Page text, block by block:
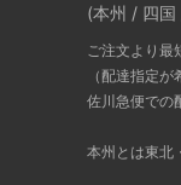
(本州 / 四
ご注文より最
（配達指定
佐川急便での
本州とは東北